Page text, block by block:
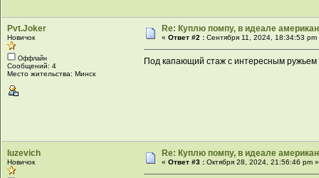
Pvt.Joker
Новичок
Оффлайн
Сообщений: 4
Место жительства: Минск
Re: Куплю помпу, в идеале
«Ответ #2 : Сентября 11, 2024, 18:34:53 pm
Под капающий стаж с интересным ружьем
luzevich
Новичок
Re: Куплю помпу, в идеале
«Ответ #3 : Октября 28, 2024, 21:56:46 pm »